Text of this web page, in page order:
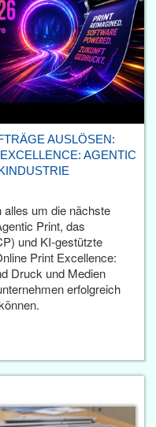
AUSLÖSEN:
AGENTIC
um die nächste
Print, das
und KI-gestützte
Print Excellence:
Druck und Medien
erfolgreich